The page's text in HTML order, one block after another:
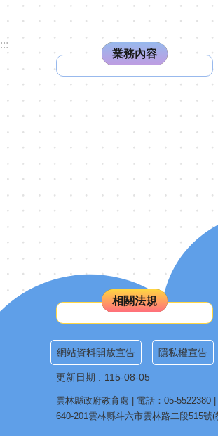
:::
業務內容
相關法規
網站資料開放宣告 隱私權宣告
更新日期 115-08-05
雲林縣政府教育處 | 電話：05-5522380
640-201雲林縣斗六市雲林路二段515號